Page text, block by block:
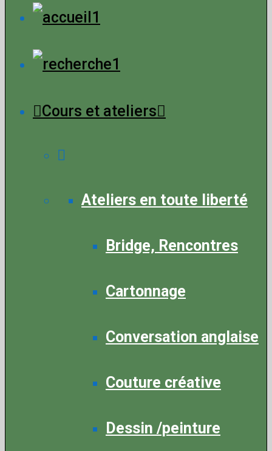
Cours et ateliers
Ateliers en toute liberté
Bridge, Rencontres
Cartonnage
Conversation anglaise
Couture créative
Dessin /peinture